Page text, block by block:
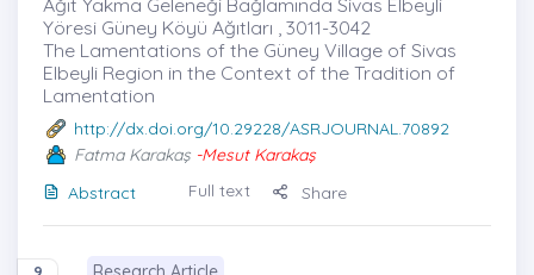
Ağıt Yakma Geleneği Bağlamında Sivas Elbeyli
Yöresi Güney Köyü Ağıtları , 3011-3042
The Lamentations of the Güney Village of Sivas
Elbeyli Region in the Context of the Tradition of
Lamentation
http://dx.doi.org/10.29228/ASRJOURNAL.70892
Fatma Karakaş -Mesut Karakaş
Abstract
Full text Share